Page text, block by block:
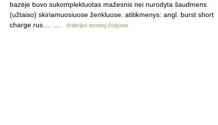
bazėje buvo sukomplektuotas mažesnis nei nurodyta šaudmens
(užtaiso) skiriamuosiuose ženkluose. atitikmenys: angl. burst short
charge rus.… …
Artilerijos terminų žodynas